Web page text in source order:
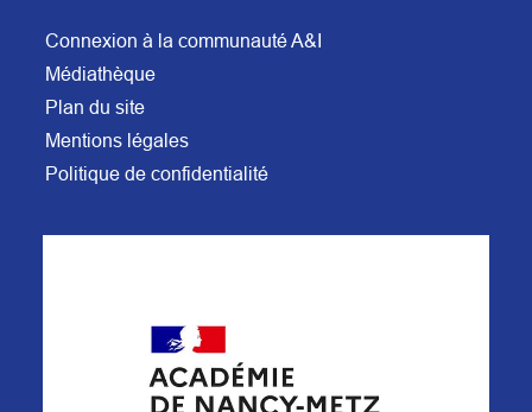
Connexion à la communauté A&I
Médiathèque
Plan du site
Mentions légales
Politique de confidentialité